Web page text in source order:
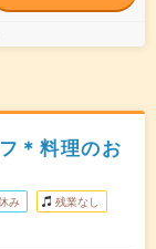
＊料理のお
み 残業なし